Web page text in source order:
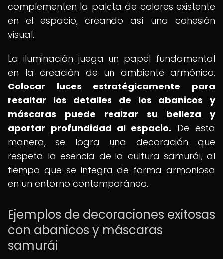
complementen la paleta de colores existente
en el espacio, creando así una cohesión
visual.
La iluminación juega un papel fundamental
en la creación de un ambiente armónico.
Colocar luces estratégicamente para
resaltar los detalles de los abanicos y
máscaras puede realzar su belleza y
aportar profundidad al espacio. De esta
manera, se logra una decoración que
respeta la esencia de la cultura samurái, al
tiempo que se integra de forma armoniosa
en un entorno contemporáneo.
Ejemplos de decoraciones exitosas
con abanicos y máscaras
samurái